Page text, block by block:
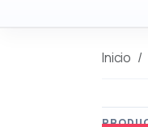
Inicio